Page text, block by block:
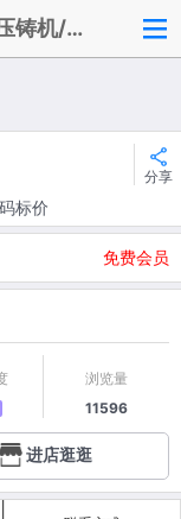
隆华500T节能高效铜合金压铸机/厂家直销/明码标价
分享
标价
免费会员
浏览量
11596
进店逛逛